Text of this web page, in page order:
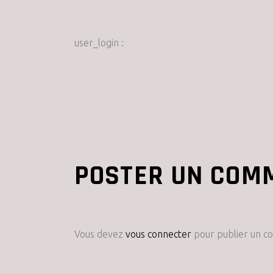
user_login :
POSTER UN
Vous devez vous connecter pour publier un